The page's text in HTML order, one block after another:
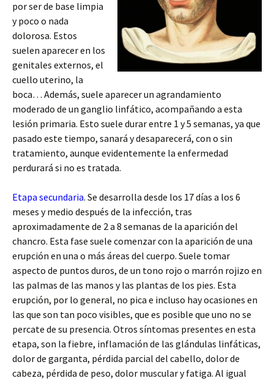
por ser de base limpia
y poco o nada
dolorosa. Estos
suelen aparecer en los
genitales externos, el
cuello uterino, la
boca… Además, suele aparecer un agrandamiento
moderado de un ganglio linfático, acompañando a esta
lesión primaria. Esto suele durar entre 1 y 5 semanas, ya que
pasado este tiempo, sanará y desaparecerá, con o sin
tratamiento, aunque evidentemente la enfermedad
perdurará si no es tratada.
Etapa secundaria. Se desarrolla desde los 17 días a los 6
meses y medio después de la infección, tras
aproximadamente de 2 a 8 semanas de la aparición del
chancro. Esta fase suele comenzar con la aparición de una
erupción en una o más áreas del cuerpo. Suele tomar
aspecto de puntos duros, de un tono rojo o marrón rojizo en
las palmas de las manos y las plantas de los pies. Esta
erupción, por lo general, no pica e incluso hay ocasiones en
las que son tan poco visibles, que es posible que uno no se
percate de su presencia. Otros síntomas presentes en esta
etapa, son la fiebre, inflamación de las glándulas linfáticas,
dolor de garganta, pérdida parcial del cabello, dolor de
cabeza, pérdida de peso, dolor muscular y fatiga. Al igual